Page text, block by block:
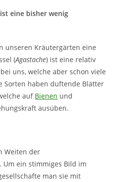
eine bisher wenig
unseren Kräutergärten eine
(Agastache) ist eine relativ
uns, welche aber schon viele
Sorten haben duftende Blätter
auf Bienen und
ausüben.
Weiten der
. Um ein stimmiges Bild im
man sie mit